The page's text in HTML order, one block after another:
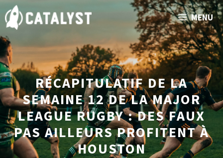
Aller
au
contenu
MENU
RÉCAPITULATIF DE LA
SEMAINE 12 DE LA MAJOR
LEAGUE RUGBY : DES FAUX
PAS AILLEURS PROFITENT À
HOUSTON